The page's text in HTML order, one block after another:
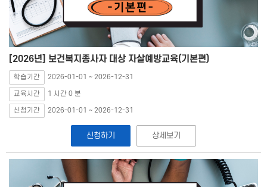
[2026년] 보건복지종사자 대상 자살예방교육(기본편)
학습기간 2026-01-01 ~ 2026-12-31
교육시간 1 시간 0 분
신청기간 2026-01-01 ~ 2026-12-31
신청하기 상세보기